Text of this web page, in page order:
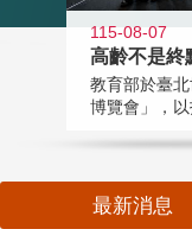
115-08-07
高齡不是終
教育部於臺
博覽會」，
最新消息